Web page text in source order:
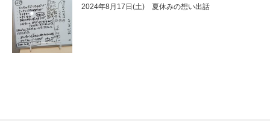
2024年8月17日(土) 夏休みの想い出話